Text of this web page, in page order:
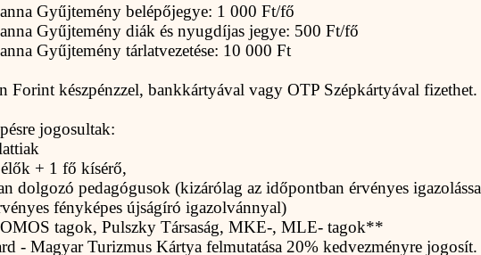
Gyűjtemény belépőjegye: 1 000 Ft/fő
Gyűjtemény diák és nyugdíjas jegye: 500 Ft/fő
Gyűjtemény tárlatvezetése: 10 000 Ft
Forint készpénzzel, bankkártyával vagy OTP Szépkártyával fizethet.
jogosultak:
+ 1 fő kísérő,
dolgozó pedagógusok (kizárólag az időpontban érvényes
fényképes újságíró igazolvánnyal)
tagok, Pulszky Társaság, MKE-, MLE- tagok**
- Magyar Turizmus Kártya felmutatása 20% kedvezményre jogosít.